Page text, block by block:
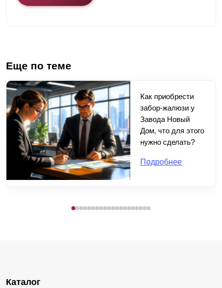
Еще по теме
Как приобрести
забор-жалюзи у
Завода Новый
Дом, что для этого
нужно сделать?
Подробнее
Каталог